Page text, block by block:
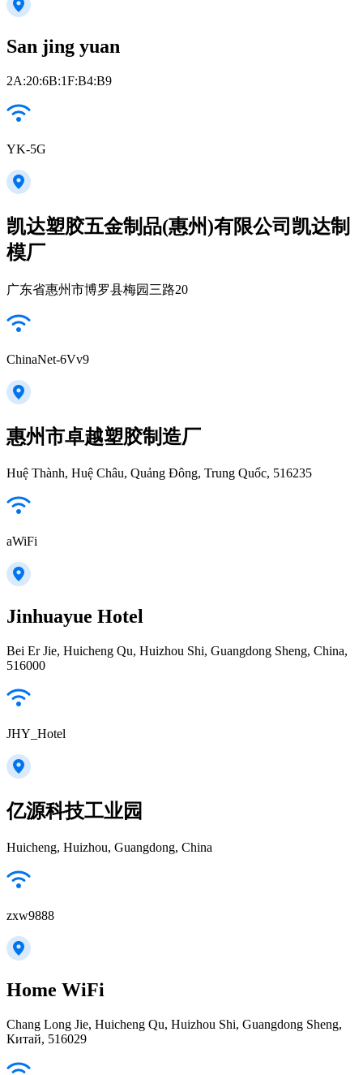
San jing yuan
2A:20:6B:1F:B4:B9
YK-5G
凯达塑胶五金制品(惠州)有限公司凯达制
模厂
广东省惠州市博罗县梅园三路20
ChinaNet-6Vv9
惠州市卓越塑胶制造厂
Huệ Thành, Huệ Châu, Quảng Đông, Trung Quốc, 516235
aWiFi
Jinhuayue Hotel
Bei Er Jie, Huicheng Qu, Huizhou Shi, Guangdong Sheng, China,
516000
JHY_Hotel
亿源科技工业园
Huicheng, Huizhou, Guangdong, China
zxw9888
Home WiFi
Chang Long Jie, Huicheng Qu, Huizhou Shi, Guangdong Sheng,
Китай, 516029